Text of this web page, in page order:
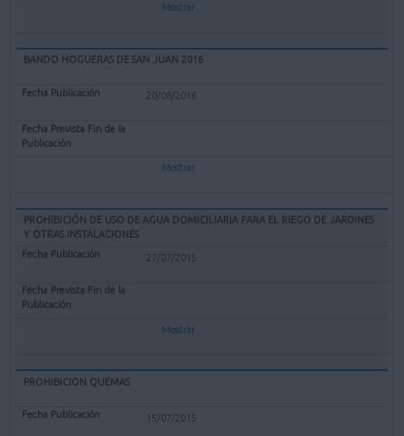
Mostrar
BANDO HOGUERAS DE SAN JUAN 2016
20/06/2016
Mostrar
PROHIBICIÓN DE USO DE AGUA DOMICILIARIA PARA EL RIEGO DE JARDINES
Y OTRAS INSTALACIONES
27/07/2015
Mostrar
PROHIBICION QUEMAS
15/07/2015